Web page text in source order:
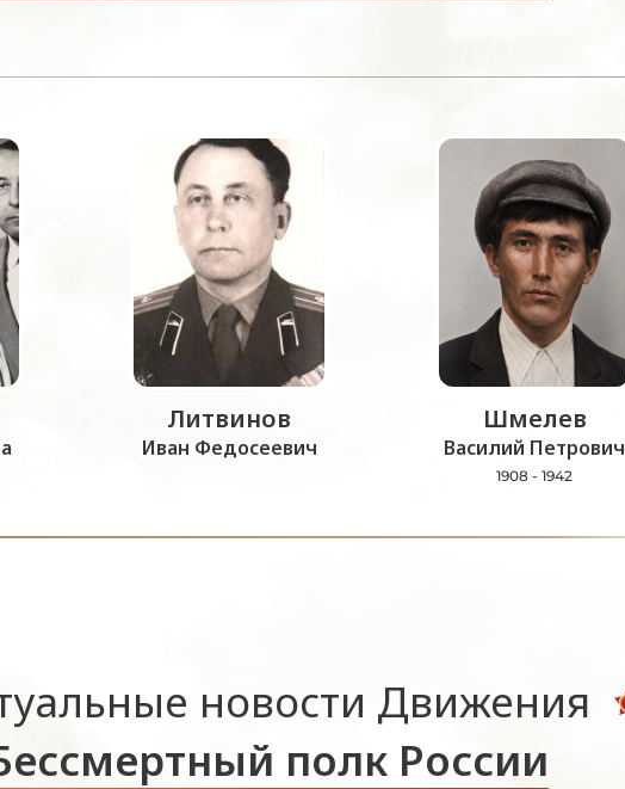
Литвинов
Иван Федосеевич
Шмелев
Василий Петрович
1908 - 1942
новости Движения
полк России